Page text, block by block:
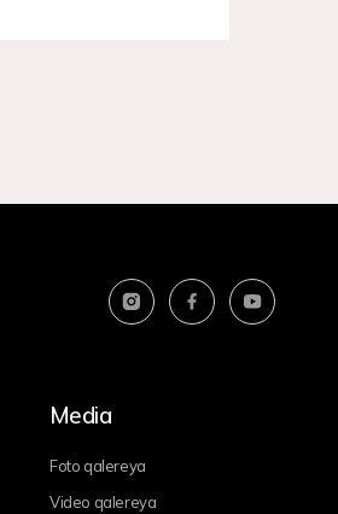
Media
Foto qalereya
Video qalereya